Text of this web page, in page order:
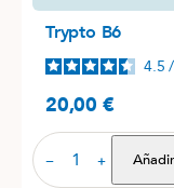
Trypto B6
4.5 /
Precio
20,00 €
− +